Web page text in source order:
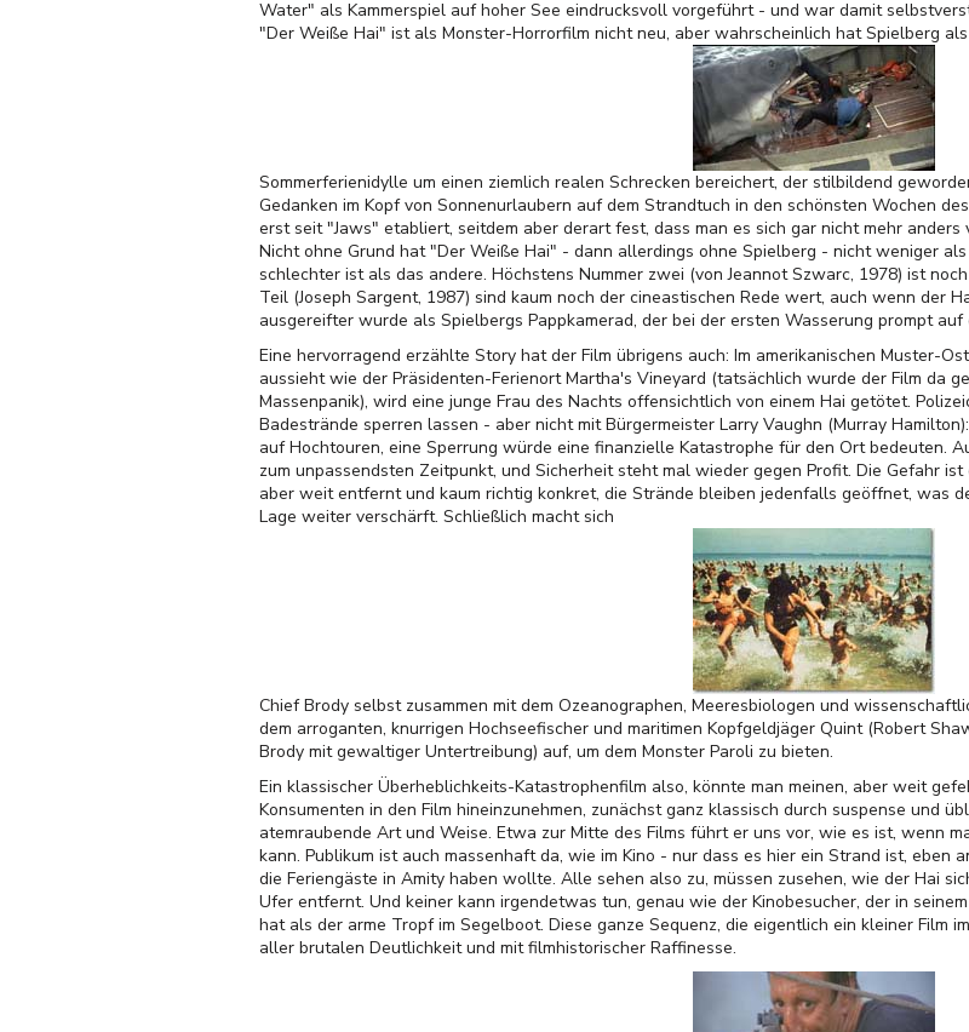
Water" als Kammerspiel auf hoher See eindrucksvoll vorgeführt - und war damit
"Der Weiße Hai" ist als Monster-Horrorfilm nicht neu, aber wahrscheinlich hat Spielberg
Sommerferienidylle um einen ziemlich realen Schrecken bereichert, der stilbildend
Gedanken im Kopf von Sonnenurlaubern auf dem Strandtuch in den schönsten Wochen
erst seit "Jaws" etabliert, seitdem aber derart fest, dass man es sich gar nicht mehr anders
Nicht ohne Grund hat "Der Weiße Hai" - dann allerdings ohne Spielberg - nicht weniger
schlechter ist als das andere. Höchstens Nummer zwei (von Jeannot Szwarc, 1978) ist
Teil (Joseph Sargent, 1987) sind kaum noch der cineastischen Rede wert, auch wenn der
ausgereifter wurde als Spielbergs Pappkamerad, der bei der ersten Wasserung prompt
Eine hervorragend erzählte Story hat der Film übrigens auch: Im amerikanischen Muster-
aussieht wie der Präsidenten-Ferienort Martha's Vineyard (tatsächlich wurde der Film da
Massenpanik), wird eine junge Frau des Nachts offensichtlich von einem Hai getötet.
Badestrände sperren lassen - aber nicht mit Bürgermeister Larry Vaughn (Murray
auf Hochtouren, eine Sperrung würde eine finanzielle Katastrophe für den Ort bedeuten.
zum unpassendsten Zeitpunkt, und Sicherheit steht mal wieder gegen Profit. Die Gefahr
aber weit entfernt und kaum richtig konkret, die Strände bleiben jedenfalls geöffnet, was
Lage weiter verschärft. Schließlich macht sich
Chief Brody selbst zusammen mit dem Ozeanographen, Meeresbiologen und
dem arroganten, knurrigen Hochseefischer und maritimen Kopfgeldjäger Quint (Robert
Brody mit gewaltiger Untertreibung) auf, um dem Monster Paroli zu bieten.
Ein klassischer Überheblichkeits-Katastrophenfilm also, könnte man meinen, aber weit
Konsumenten in den Film hineinzunehmen, zunächst ganz klassisch durch suspense und
atemraubende Art und Weise. Etwa zur Mitte des Films führt er uns vor, wie es ist, wenn
kann. Publikum ist auch massenhaft da, wie im Kino - nur dass es hier ein Strand ist, eben
die Feriengäste in Amity haben wollte. Alle sehen also zu, müssen zusehen, wie der Hai
Ufer entfernt. Und keiner kann irgendetwas tun, genau wie der Kinobesucher, der in
hat als der arme Tropf im Segelboot. Diese ganze Sequenz, die eigentlich ein kleiner Film
aller brutalen Deutlichkeit und mit filmhistorischer Raffinesse.